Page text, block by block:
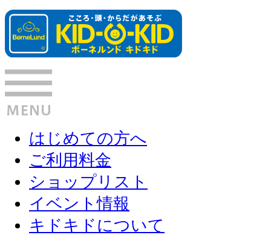
はじめての方へ
ご利用料金
ショップリスト
イベント情報
キドキドについて